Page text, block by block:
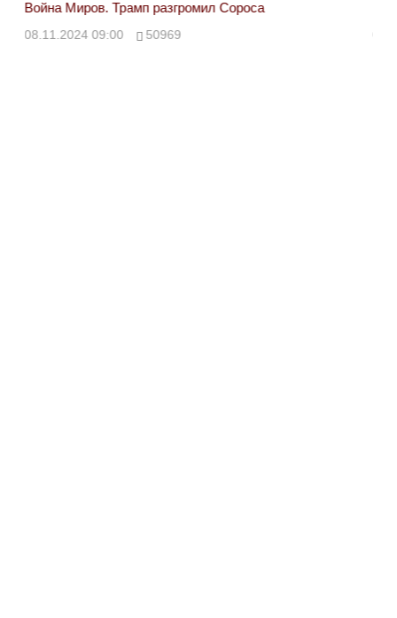
Война Миров. Трамп разгромил Сороса
08.11.2024 09:00 50969